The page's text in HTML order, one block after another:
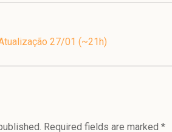
27/01 (~21h)
Required fields are marked *